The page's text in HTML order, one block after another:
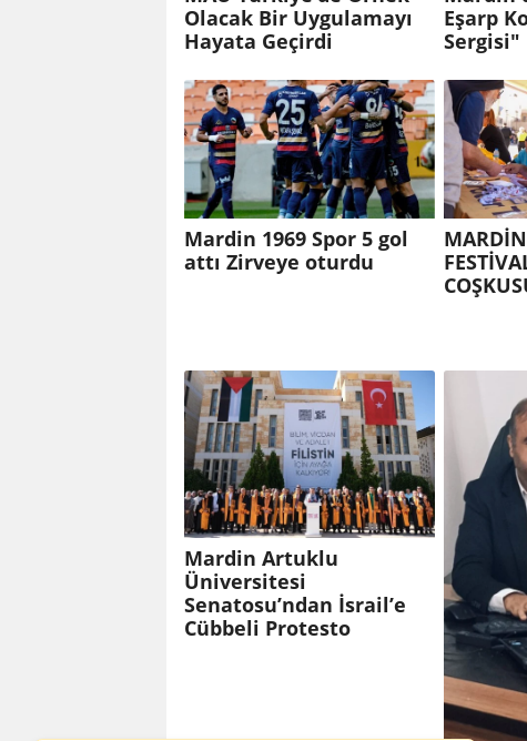
Olacak Bir Uygulamayı
Hayata Geçirdi
Eşarp
Sergisi"
Mardin 1969 Spor 5 gol
attı Zirveye oturdu
Mardin Artuklu
Üniversitesi
Senatosu’ndan İsrail’e
Cübbeli Protesto